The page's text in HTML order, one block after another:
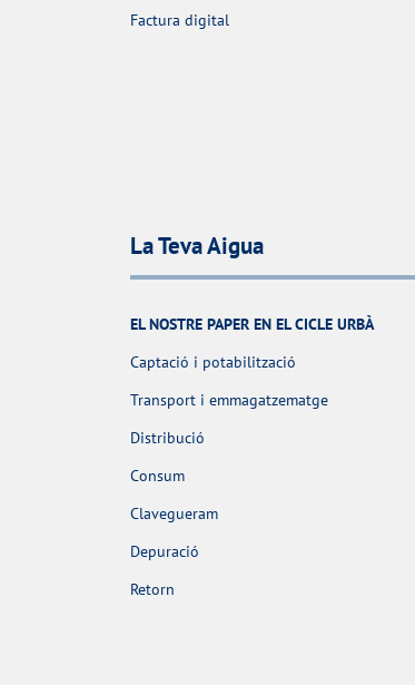
Factura digital
La Teva Aigua
EL NOSTRE PAPER EN EL CICLE URBÀ
Captació i potabilització
Transport i emmagatzematge
Distribució
Consum
Clavegueram
Depuració
Retorn